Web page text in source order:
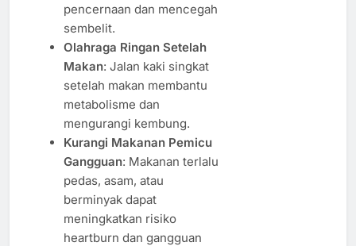
pencernaan dan mencegah
sembelit.
Olahraga Ringan Setelah
Makan: Jalan kaki singkat
setelah makan membantu
metabolisme dan
mengurangi kembung.
Kurangi Makanan Pemicu
Gangguan: Makanan terlalu
pedas, asam, atau
berminyak dapat
meningkatkan risiko
heartburn dan gangguan